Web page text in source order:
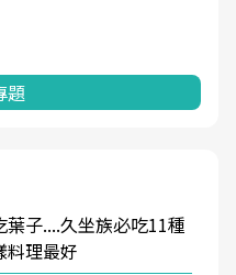
題
子....久坐族必吃11種
料理最好